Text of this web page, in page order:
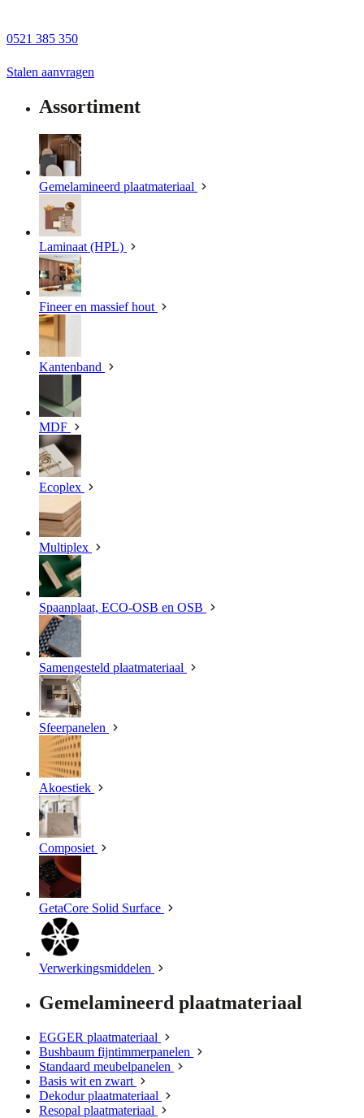
0521 385 350
Stalen aanvragen
Assortiment
Gemelamineerd plaatmateriaal
Laminaat (HPL)
Fineer en massief hout
Kantenband
MDF
Ecoplex
Multiplex
Spaanplaat, ECO-OSB en OSB
Samengesteld plaatmateriaal
Sfeerpanelen
Akoestiek
Composiet
GetaCore Solid Surface
Verwerkingsmiddelen
Gemelamineerd plaatmateriaal
EGGER plaatmateriaal
Bushbaum fijntimmerpanelen
Standaard meubelpanelen
Basis wit en zwart
Dekodur plaatmateriaal
Resopal plaatmateriaal